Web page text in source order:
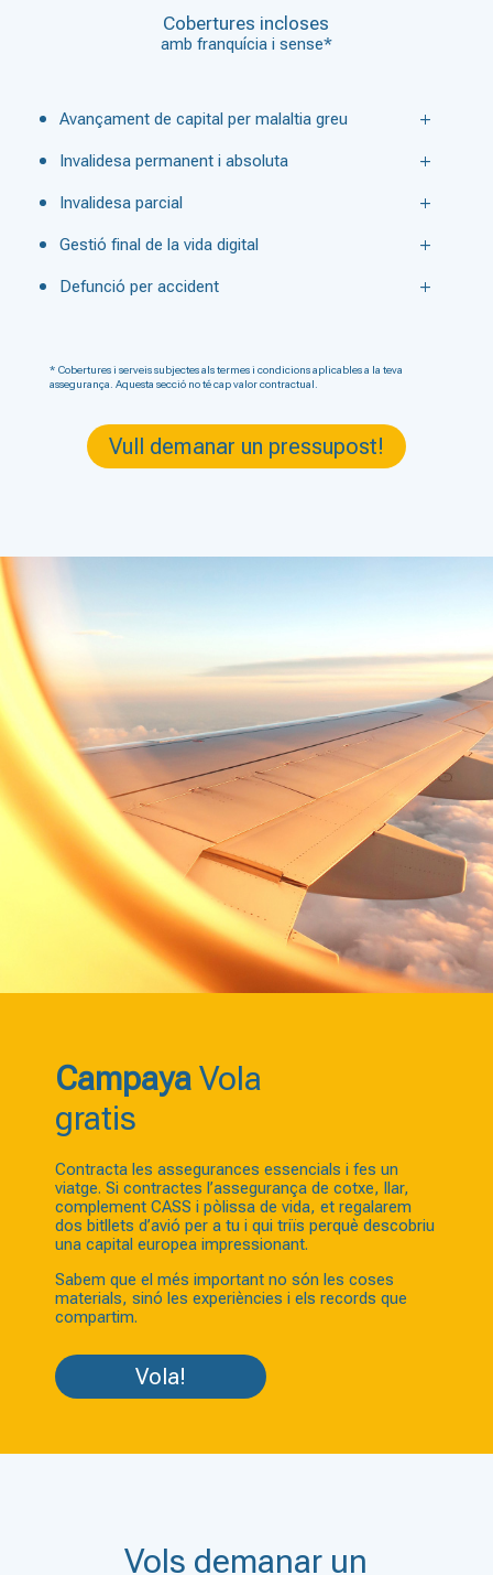
Cobertures incloses
amb franquícia i sense*
Avançament de capital per malaltia greu
Invalidesa permanent i absoluta
Invalidesa parcial
Gestió final de la vida digital
Defunció per accident
* Cobertures i serveis subjectes als termes i condicions aplicables a la teva
assegurança. Aquesta secció no té cap valor contractual.
Vull demanar un pressupost!
Campaya Vola
gratis
Contracta les assegurances essencials i fes un
viatge. Si contractes l’assegurança de cotxe, llar,
complement CASS i pòlissa de vida, et regalarem
dos bitllets d’avió per a tu i qui triïs perquè descobriu
una capital europea impressionant.
Sabem que el més important no són les coses
materials, sinó les experiències i els records que
compartim.
Vola!
Vols demanar un